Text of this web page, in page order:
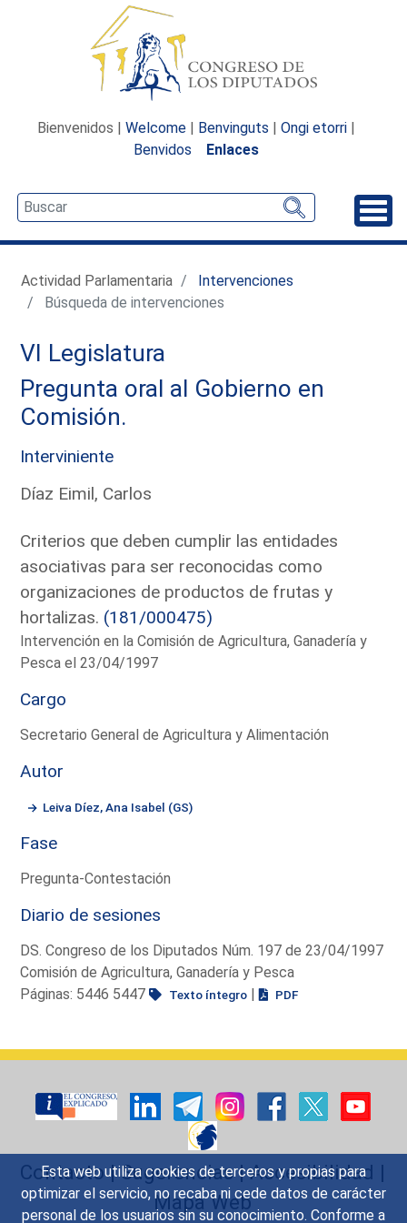
Esta web utiliza cookies de terceros y propias para
optimizar el servicio, no recaba ni cede datos de carácter
personal de los usuarios sin su conocimiento. Conforme a
Bienvenidos | Welcome | Benvinguts | Ongi etorri |
Benvidos
Enlaces
Actividad Parlamentaria
Intervenciones
Búsqueda de intervenciones
VI Legislatura
Pregunta oral al Gobierno en
Comisión.
Interviniente
Díaz Eimil, Carlos
Criterios que deben cumplir las entidades
asociativas para ser reconocidas como
organizaciones de productos de frutas y
hortalizas. (181/000475)
Intervención en la Comisión de Agricultura, Ganadería y
Pesca el 23/04/1997
Cargo
Secretario General de Agricultura y Alimentación
Autor
Leiva Díez, Ana Isabel (GS)
Fase
Pregunta-Contestación
Diario de sesiones
DS. Congreso de los Diputados Núm. 197 de 23/04/1997
Comisión de Agricultura, Ganadería y Pesca
Páginas: 5446 5447
Texto íntegro | PDF
Contacto|Sugerencias|Accesibilidad |
Mapa Web